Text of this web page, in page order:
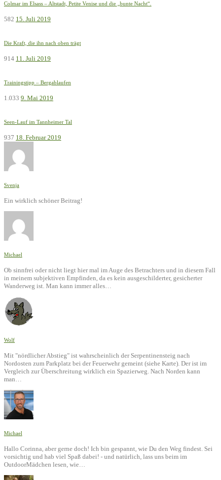
Colmar im Elsass – Altstadt, Petite Venise und die „bunte Nacht“.
582 15. Juli 2019
Die Kraft, die ihn nach oben trägt
914 11. Juli 2019
Trainingstipp – Bergablaufen
1.033 9. Mai 2019
Seen-Lauf im Tannheimer Tal
937 18. Februar 2019
Svenja
Ein wirklich schöner Beitrag!
Michael
Ob sinnfrei oder nicht liegt hier mal im Auge des Betrachters und in diesem Fall
in meinem subjektiven Empfinden, da es kein ausgeschilderter, gesicherter
Wanderweg ist. Man kann immer alles…
Wolf
Mit "nördlicher Abstieg" ist wahrscheinlich der Serpentinensteig nach
Nordosten zum Parkplatz bei der Feuerwehr gemeint (siehe Karte). Der ist im
Vergleich zur Überschreitung wirklich ein Spazierweg. Nach Norden kann
man…
Michael
Hallo Corinna, aber gerne doch! Ich bin gespannt, wie Du den Weg findest. Sei
vorsichtig und hab viel Spaß dabei! - und natürlich, lass uns beim im
OutdoorMädchen lesen, wie…